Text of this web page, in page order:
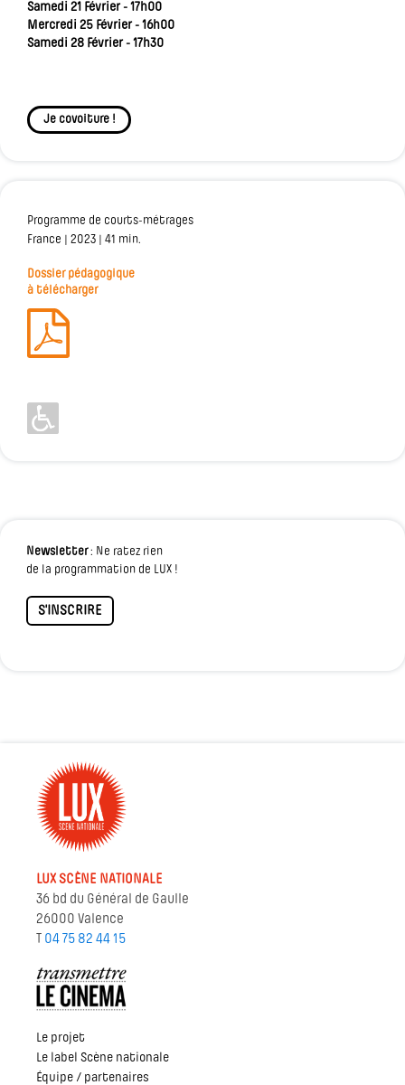
Samedi 21 Février - 17h00
Mercredi 25 Février - 16h00
Samedi 28 Février - 17h30
Je covoiture !
Programme de courts-métrages
France | 2023 | 41 min.
Dossier pédagogique
à télécharger
Newsletter: Ne ratez rien
de la programmation de LUX !
S'INSCRIRE
LUX SCÈNE NATIONALE
36 bd du Général de Gaulle
26000 Valence
T 04 75 82 44 15
Le projet
Le label Scène nationale
Équipe / partenaires